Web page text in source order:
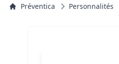
Préventica Personnalités